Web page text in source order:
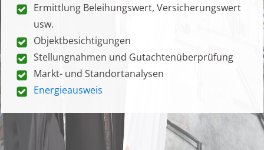
Ermittlung Beleihungswert, Versicherungswert
usw.
Objektbesichtigungen
Stellungnahmen und Gutachtenüberprüfung
Markt- und Standortanalysen
Energieausweis